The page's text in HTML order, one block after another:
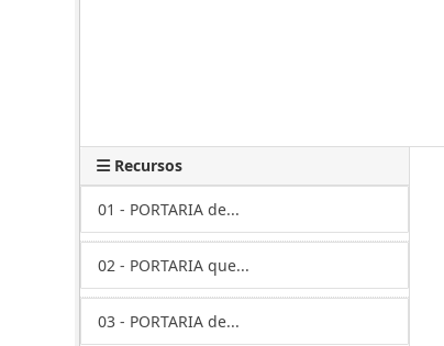
Recursos
01 - PORTARIA de...
02 - PORTARIA que...
03 - PORTARIA de...